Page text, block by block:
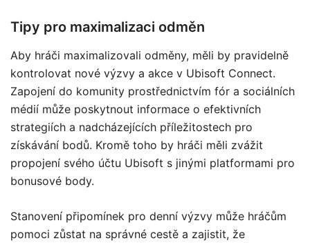
Tipy pro maximalizaci odměn
Aby hráči maximalizovali odměny, měli by pravidelně
kontrolovat nové výzvy a akce v Ubisoft Connect.
Zapojení do komunity prostřednictvím fór a sociálních
médií může poskytnout informace o efektivních
strategiích a nadcházejících příležitostech pro
získávání bodů. Kromě toho by hráči měli zvážit
propojení svého účtu Ubisoft s jinými platformami pro
bonusové body.
Stanovení připomínek pro denní výzvy může hráčům
pomoci zůstat na správné cestě a zajistit, že